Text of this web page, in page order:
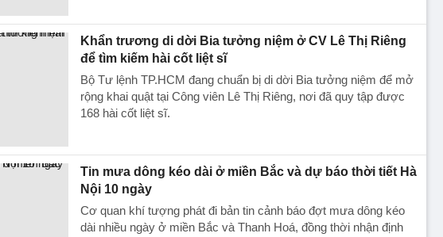
Khẩn trương di dời Bia tưởng niệm ở CV Lê Thị Riêng
để tìm kiếm hài cốt liệt sĩ
Bộ Tư lệnh TP.HCM đang chuẩn bị di dời Bia tưởng niệm để mở
rộng khai quật tại Công viên Lê Thị Riêng, nơi đã quy tập được
168 hài cốt liệt sĩ.
Tin mưa dông kéo dài ở miền Bắc và dự báo thời tiết Hà
Nội 10 ngày
Cơ quan khí tượng phát đi bản tin cảnh báo đợt mưa dông kéo
dài nhiều ngày ở miền Bắc và Thanh Hoá, đồng thời nhận định